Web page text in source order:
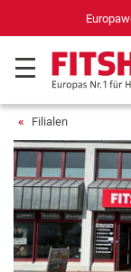
für
Filialen